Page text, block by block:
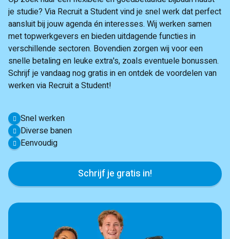
je studie? Via Recruit a Student vind je snel werk dat perfect
aansluit bij jouw agenda én interesses. Wij werken samen
met topwerkgevers en bieden uitdagende functies in
verschillende sectoren. Bovendien zorgen wij voor een
snelle betaling en leuke extra's, zoals eventuele bonussen.
Schrijf je vandaag nog gratis in en ontdek de voordelen van
werken via Recruit a Student!
Snel werken
Diverse banen
Eenvoudig
Schrijf je gratis in!